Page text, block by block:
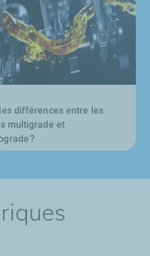
différences entre les
multigrade et
?